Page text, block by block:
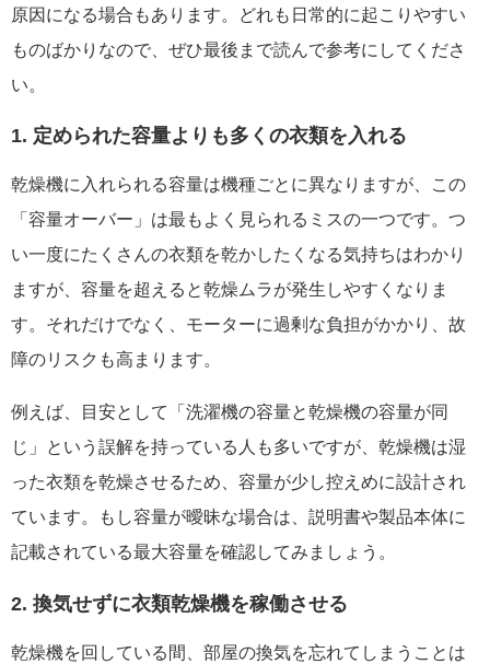
原因になる場合もあります。どれも日常的に起こりやすい
ものばかりなので、ぜひ最後まで読んで参考にしてくださ
い。
1. 定められた容量よりも多くの衣類を入れる
乾燥機に入れられる容量は機種ごとに異なりますが、この
「容量オーバー」は最もよく見られるミスの一つです。つ
い一度にたくさんの衣類を乾かしたくなる気持ちはわかり
ますが、容量を超えると乾燥ムラが発生しやすくなりま
す。それだけでなく、モーターに過剰な負担がかかり、故
障のリスクも高まります。
例えば、目安として「洗濯機の容量と乾燥機の容量が同
じ」という誤解を持っている人も多いですが、乾燥機は湿
った衣類を乾燥させるため、容量が少し控えめに設計され
ています。もし容量が曖昧な場合は、説明書や製品本体に
記載されている最大容量を確認してみましょう。
2. 換気せずに衣類乾燥機を稼働させる
乾燥機を回している間、部屋の換気を忘れてしまうことは